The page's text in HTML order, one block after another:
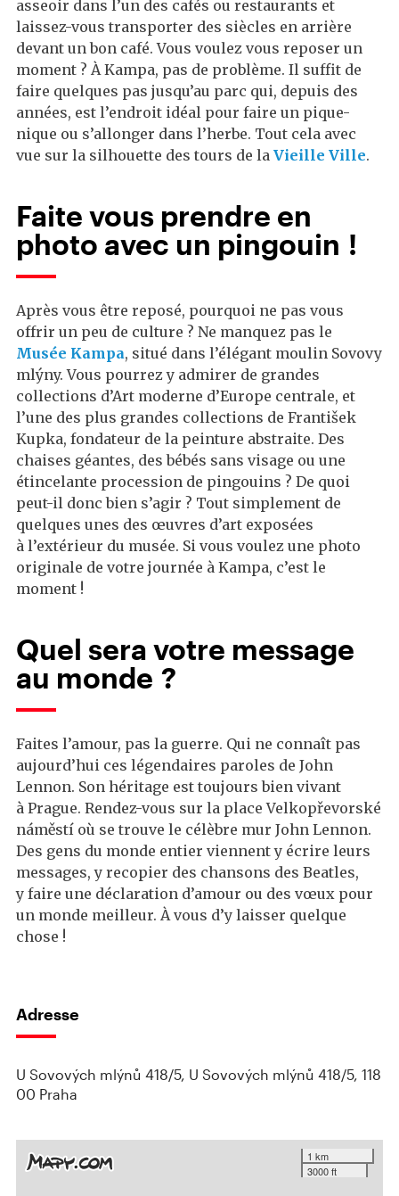
asseoir dans l’un des cafés ou restaurants et
laissez-vous transporter des siècles en arrière
devant un bon café. Vous voulez vous reposer un
moment ? À Kampa, pas de problème. Il suffit de
faire quelques pas jusqu’au parc qui, depuis des
années, est l’endroit idéal pour faire un pique-
nique ou s’allonger dans l’herbe. Tout cela avec
vue sur la silhouette des tours de la Vieille Ville.
Faite vous prendre en
photo avec un pingouin !
Après vous être reposé, pourquoi ne pas vous
offrir un peu de culture ? Ne manquez pas le
Musée Kampa, situé dans l’élégant moulin Sovovy
mlýny. Vous pourrez y admirer de grandes
collections d’Art moderne d’Europe centrale, et
l’une des plus grandes collections de František
Kupka, fondateur de la peinture abstraite. Des
chaises géantes, des bébés sans visage ou une
étincelante procession de pingouins ? De quoi
peut-il donc bien s’agir ? Tout simplement de
quelques unes des œuvres d’art exposées
à l’extérieur du musée. Si vous voulez une photo
originale de votre journée à Kampa, c’est le
moment !
Quel sera votre message
au monde ?
Faites l’amour, pas la guerre. Qui ne connaît pas
aujourd’hui ces légendaires paroles de John
Lennon. Son héritage est toujours bien vivant
à Prague. Rendez-vous sur la place Velkopřevorské
náměstí où se trouve le célèbre mur John Lennon.
Des gens du monde entier viennent y écrire leurs
messages, y recopier des chansons des Beatles,
y faire une déclaration d’amour ou des vœux pour
un monde meilleur. À vous d’y laisser quelque
chose !
Adresse
U Sovových mlýnů 418/5, U Sovových mlýnů 418/5, 118
00 Praha
1 km
3000 ft